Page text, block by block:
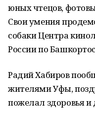
юных чтецов,
Свои умения
собаки Центра
России по
Радий Хабиров
жителями Уфы,
пожелал здоровья и